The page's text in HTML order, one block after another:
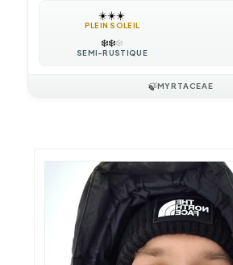
☀️☀️☀️
PLEIN SOLEIL
❄️❄️❄️
SEMI-RUSTIQUE
🍃MYRTACEAE